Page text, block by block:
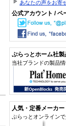
あなたの声をお寄
公式アカウント / ペ
ぷらっとホーム社製
当社ブランドの製品
人気・定番メーカー
ぷらっとオンライン